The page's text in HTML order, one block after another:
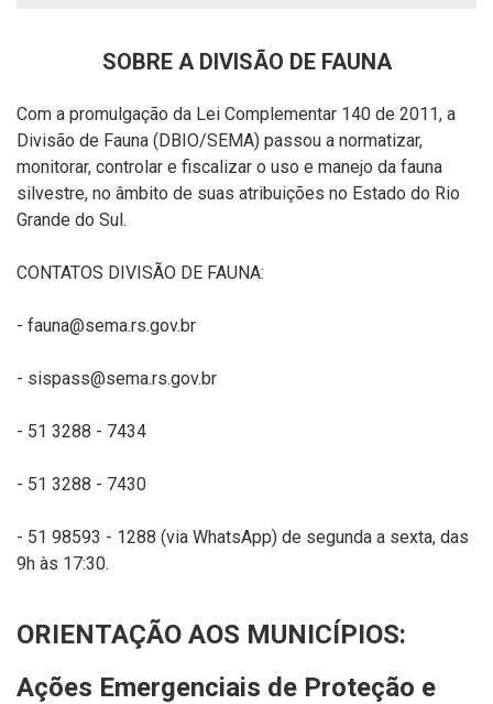
SOBRE A DIVISÃO DE FAUNA
Com a promulgação da Lei Complementar 140 de 2011, a
Divisão de Fauna (DBIO/SEMA) passou a normatizar,
monitorar, controlar e fiscalizar o uso e manejo da fauna
silvestre, no âmbito de suas atribuições no Estado do Rio
Grande do Sul.
CONTATOS DIVISÃO DE FAUNA:
- fauna@sema.rs.gov.br
- sispass@sema.rs.gov.br
- 51 3288 - 7434
- 51 3288 - 7430
- 51 98593 - 1288 (via WhatsApp) de segunda a sexta, das
9h às 17:30.
ORIENTAÇÃO AOS MUNICÍPIOS:
Ações Emergenciais de Proteção e